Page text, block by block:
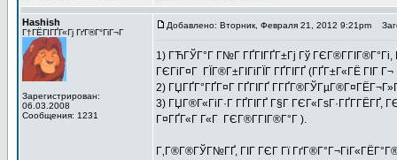
Hashish
Г†ГЁГІГҐГ«Гј ГґГ®Г°ГіГ¬Г
Зарегистрирован:
06.03.2008
Сообщения: 1231
Добавлено: Вторник, Февраля 21, 2012 9:21pm
1) ГЋГЎГ°Г Г№Г ГҐГІГҐГ±Гј Гў
ГЄГіГ¤Г ГЇГ®Г±ГІГіГЇГ ГҐГІГҐ (ГҐГ±Г«ГЁ ГІГ Г¬
2) ГЏГҐГ°ГҐГ¤Г ГҐГІГҐ
3) ГЏГ®Г«ГіГ·Г ГҐГІГҐ Г§Г ГЄГ«ГѕГ·ГҐГ­ГЁГҐ,
Г¤ГҐГ«Г Г«Г ГЄГ®Г­ГІГ®Г°Г ).
Г‚Г®Г®ГЎГ№ГҐ, ГІГ ГЄГ Гї